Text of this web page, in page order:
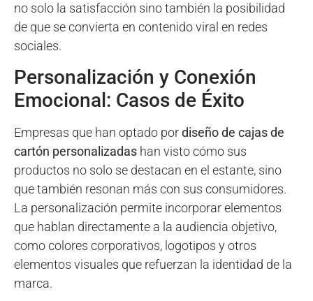
no solo la satisfacción sino también la posibilidad
de que se convierta en contenido viral en redes
sociales.
Personalización y Conexión
Emocional: Casos de Éxito
Empresas que han optado pordiseño de cajas de
cartón personalizadas han visto cómo sus
productos no solo se destacan en el estante, sino
que también resonan más con sus consumidores.
La personalización permite incorporar elementos
que hablan directamente a la audiencia objetivo,
como colores corporativos, logotipos y otros
elementos visuales que refuerzan la identidad de la
marca.